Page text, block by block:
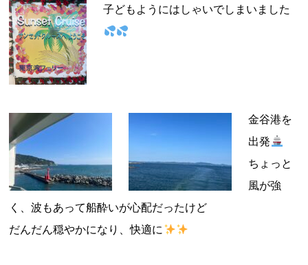
子どもようにはしゃいでしまいました
金谷港を
出発
ちょっと
風が強
く、波もあって船酔いが心配だったけど
だんだん穏やかになり、快適に